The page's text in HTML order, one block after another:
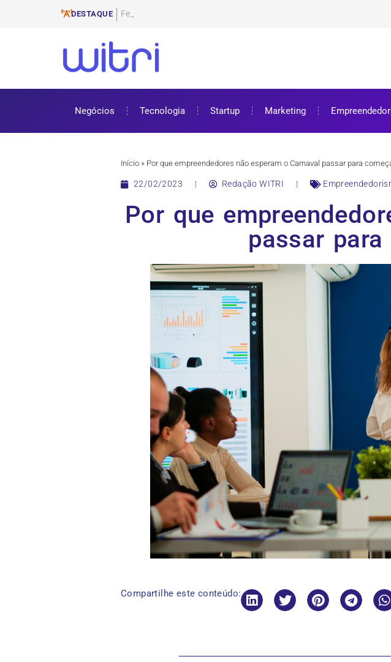
DESTAQUE Ferramentas de E-mail Mar
ProUni: como funciona e requisitos para bolsa de estudos
Cursos gratuitos online: onde encontrar e como aproveitar
ENEM 2025: datas, inscrições e como se preparar
Negócios Tecnologia Startup Marketing
Início » Por que empreendedores não esperam o Carnaval passar para
22/02/2023 Redação WITRI
Por que
passar
Compartilhe este conteúdo: